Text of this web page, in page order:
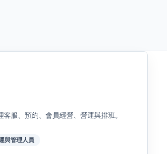
服、預約、會員經營、營運與排班。
與管理人員